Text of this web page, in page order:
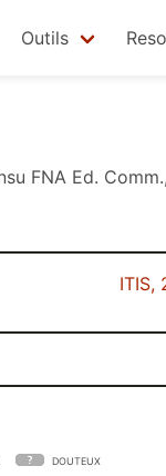
Outils
FNA Ed.
ITIS,
DOUTEUX